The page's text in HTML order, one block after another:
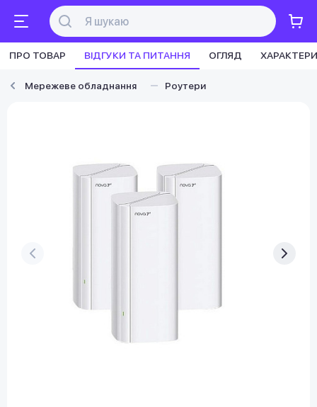
ПРО ТОВАР ВІДГУКИ ТА ПИТАННЯ ОГЛЯД
Мережеве обладнання Роутери